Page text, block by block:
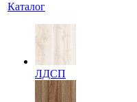
Каталог
ЛДСП